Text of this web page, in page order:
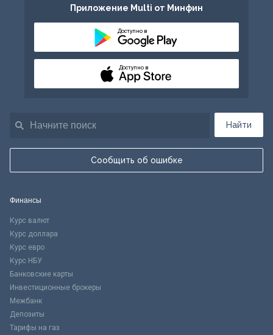
Найти
Сообщить об ошибке
Приложение Multi от Минфин
Доступно в
Доступно в
Финансы
Курс валют
Курс доллара
Курс евро
Курс НБУ
Банковские карты
Инвестиционные брокеры
Межбанк
Депозиты
Тарифы на газ